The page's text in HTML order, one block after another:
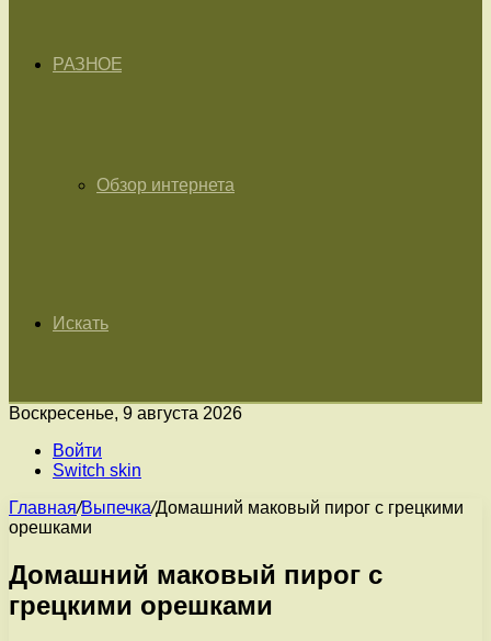
РАЗНОЕ
Обзор интернета
Искать
Воскресенье, 9 августа 2026
Войти
Switch skin
Главная/Выпечка/Домашний маковый пирог с грецкими
орешками
Домашний маковый пирог с
грецкими орешками